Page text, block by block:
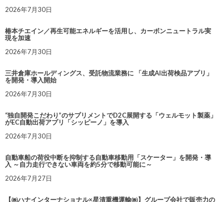
2026年7月30日
椿本チエイン／再生可能エネルギーを活用し、カーボンニュートラル実
現を加速
2026年7月30日
三井倉庫ホールディングス、受託物流業務に 「生成AI出荷検品アプリ」
を開発・導入開始
2026年7月30日
“独自開発こだわり”のサプリメントでD2C展開する「ウェルモット製薬」
がEC自動出荷アプリ「シッピーノ」を導入
2026年7月30日
自動車船の荷役中断を抑制する自動車移動用「スケーター」を開発・導
入 ～自力走行できない車両を約5分で移動可能に～
2026年7月27日
【㈱ハナインターナショナル×星清重機運輸㈱】グループ会社で販売力の